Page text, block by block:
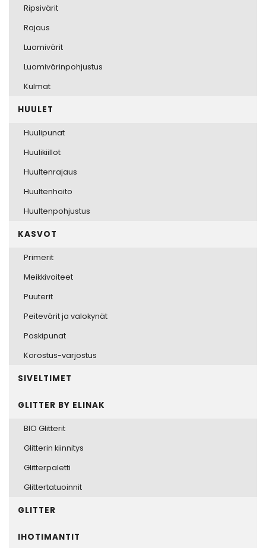
Ripsivärit
Rajaus
Luomivärit
Luomivärinpohjustus
Kulmat
HUULET
Huulipunat
Huulikiillot
Huultenrajaus
Huultenhoito
Huultenpohjustus
KASVOT
Primerit
Meikkivoiteet
Puuterit
Peitevärit ja valokynät
Poskipunat
Korostus-varjostus
SIVELTIMET
GLITTER BY ELINAK
BIO Glitterit
Glitterin kiinnitys
Glitterpaletti
Glittertatuoinnit
GLITTER
IHOTIMANTIT